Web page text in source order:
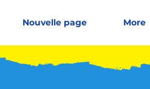
Nouvelle page More